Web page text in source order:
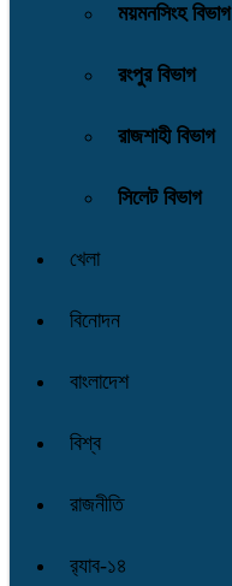
ময়মনসিংহ বিভাগ
রংপুর বিভাগ
রাজশাহী বিভাগ
সিলেট বিভাগ
খেলা
বিনোদন
বাংলাদেশ
বিশ্ব
রাজনীতি
র‌্যাব-১৪